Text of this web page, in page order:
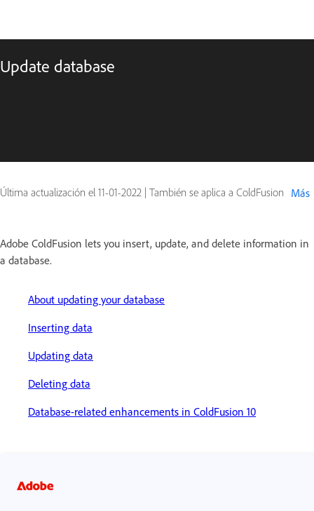
Update database
Última actualización el 11-01-2022 | También se aplica a ColdFusion Más
Adobe ColdFusion lets you insert, update, and delete information in
a database.
About updating your database
Inserting data
Updating data
Deleting data
Database-related enhancements in ColdFusion 10